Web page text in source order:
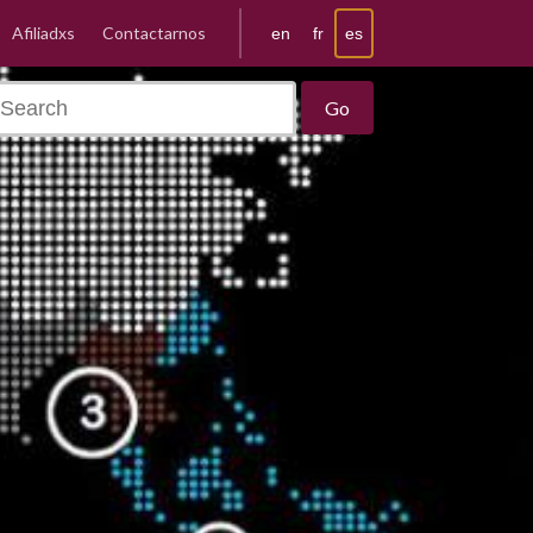
en fr es
Afiliadxs Contactarnos